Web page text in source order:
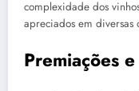
complexidade dos
apreciados em diversas
Premiações